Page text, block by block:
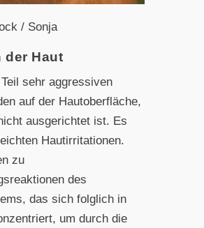
/ Sonja
der Haut
sehr aggressiven
auf der Hautoberfläche,
ausgerichtet ist. Es
Hautirritationen.
zu
aktionen des
das sich folglich in
um durch die